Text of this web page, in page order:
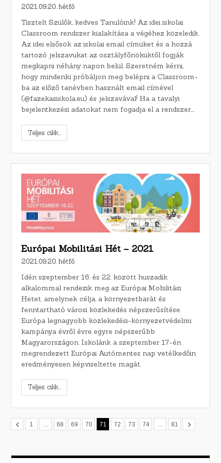
2021.09.20. hétfő
Tisztelt Szülők, kedves Tanulóink! Az idei iskolai
Classroom rendszer kialakítása a végéhez közeledik.
Az idei elsősök az iskolai email címüket és a hozzá
tartozó jelszavukat az osztályfőnöküktől fogják
megkapni néhány napon belül. Szeretném kérni,
hogy mindenki próbáljon meg belépni a Classroom-
ba az előző tanévben használt email címével
(@fazekasiskola.eu) és jelszavával! Ha a tavalyi
bejelentkezési adatokat nem fogadja el a rendszer,…
Teljes cikk...
Európai Mobilitási Hét – 2021
2021.09.20. hétfő
Idén szeptember 16. és 22. között huszadik
alkalommal rendezik meg az Európai Mobilitási
Hetet, amelynek célja, a környezetbarát és
fenntartható városi közlekedés népszerűsítése.
Európa legnagyobb közlekedési-környezetvédelmi
kampánya évről évre egyre népszerűbb
Magyarországon. Iskolánk a szeptember 17-én
megrendezett Európai Autómentes nap vetélkedőin
eredményesen képviseltette magát.
Teljes cikk...
1 68 69 70 71 72 73 74 81